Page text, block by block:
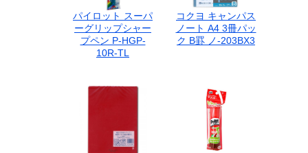
パイロット スーパ
ーグリップシャー
プペン P-HGP-
10R-TL
コクヨ キャンパス
ノート A4 3冊パッ
ク B罫 ノ-203BX3